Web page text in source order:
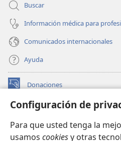
Configuración de
Para que usted tenga la
usamos cookiesy otras
Buscar
Información médica para
Comunicados internacionales
Ayuda
Donaciones
(abre
nueva BIBLIOTECA EN LÍNEA
una
nuevaJW Hub